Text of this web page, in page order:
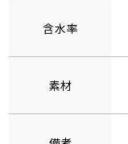
含水率
素材